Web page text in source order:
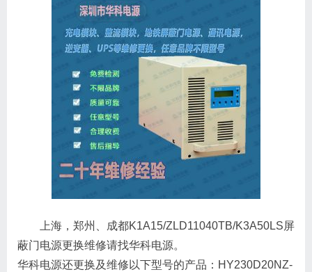
上海，郑州、成都K1A15/ZLD11040TB/K3A50LS屏
蔽门电源更换维修请找华科电源。
华科电源还更换及维修以下型号的产品：HY230D20NZ-